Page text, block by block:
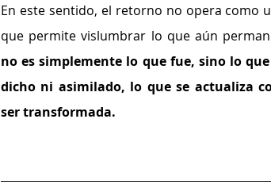
En este sentido, el retorno no opera como
que permite vislumbrar lo que aún
no es simplemente lo que fue, sino lo
dicho ni asimilado, lo que se actualiza
ser transformada.